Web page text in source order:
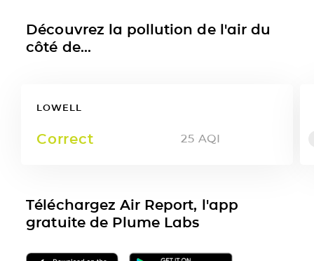
Découvrez la pollution de l'air du
côté de...
LOWELL
Correct 25 AQI
Téléchargez Air Report, l'app
gratuite de Plume Labs